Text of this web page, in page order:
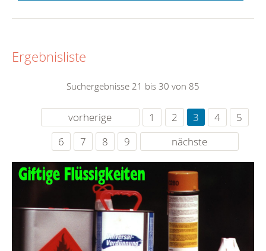
Ergebnisliste
Suchergebnisse 21 bis 30 von 85
vorherige 1 2 3 4
5
6
7 8 9 nächste